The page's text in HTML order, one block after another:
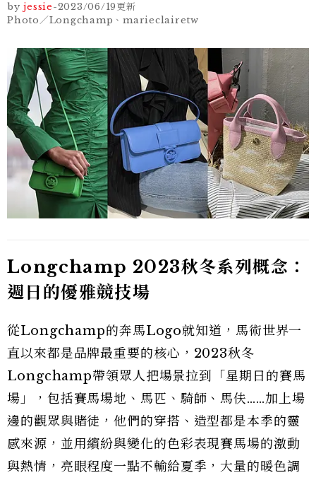
by jessie-2023/06/19更新
Photo／Longchamp、marieclairetw
Longchamp 2023秋冬系列概念：
週日的優雅競技場
從Longchamp的奔馬Logo就知道，馬術世界一
直以來都是品牌最重要的核心，2023秋冬
Longchamp帶領眾人把場景拉到「星期日的賽馬
場」，包括賽馬場地、馬匹、騎師、馬伕……加上場
邊的觀眾與賭徒，他們的穿搭、造型都是本季的靈
感來源，並用繽紛與變化的色彩表現賽馬場的激動
與熱情，亮眼程度一點不輸給夏季，大量的暖色調